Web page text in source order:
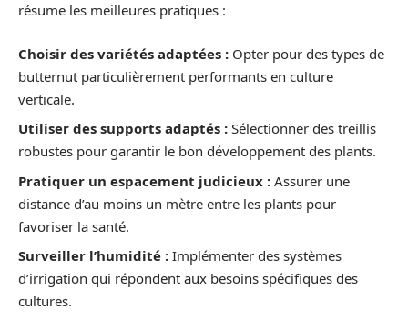
résume les meilleures pratiques :
Choisir des variétés adaptées : Opter pour des types de
butternut particulièrement performants en culture
verticale.
Utiliser des supports adaptés : Sélectionner des treillis
robustes pour garantir le bon développement des plants.
Pratiquer un espacement judicieux : Assurer une
distance d’au moins un mètre entre les plants pour
favoriser la santé.
Surveiller l’humidité : Implémenter des systèmes
d’irrigation qui répondent aux besoins spécifiques des
cultures.